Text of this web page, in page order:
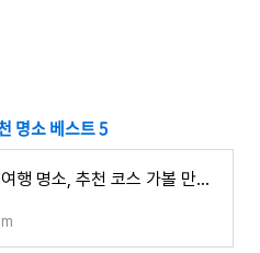
명소 베스트 5
대만 타이중 여행 명소, 추천 코스 가볼 만한 곳 5